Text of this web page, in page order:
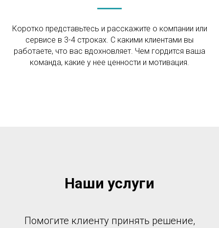
Коротко представьтесь и расскажите о компании или
сервисе в 3-4 строках. С какими клиентами вы
работаете, что вас вдохновляет. Чем гордится ваша
команда, какие у нее ценности и мотивация.
Наши услуги
Помогите клиенту принять решение,